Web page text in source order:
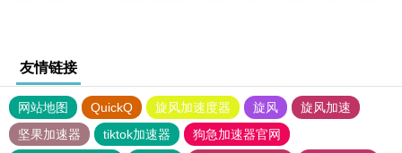
友情链接
网站地图 QuickQ 旋风加速度器 旋风
旋风加速
坚果加速器
tiktok加速器
狗急加速器官网